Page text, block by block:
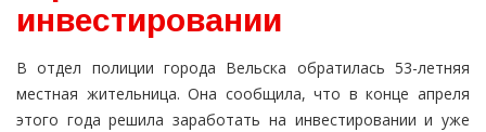
инвестировании
В отдел полиции города Вельска обратилась 53-летняя
местная жительница. Она сообщила, что в конце апреля
этого года решила заработать на инвестировании и уже